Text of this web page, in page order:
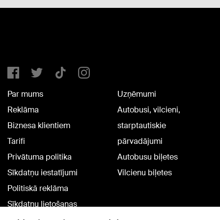
Par mums
Reklāma
Biznesa klientiem
Tarifi
Privātuma politika
Sīkdatņu iestatījumi
Politiskā reklāma
Sīkdatņu lietošanas
Uzņēmumi
Autobusi, vilcieni,
starptautiskie
pārvadājumi
Autobusu biļetes
Vilcienu biļetes